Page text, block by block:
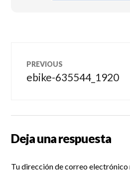
PREVIOUS
Previous
ebike-635544_1920
Deja una respuesta
Tu dirección de correo electrónico